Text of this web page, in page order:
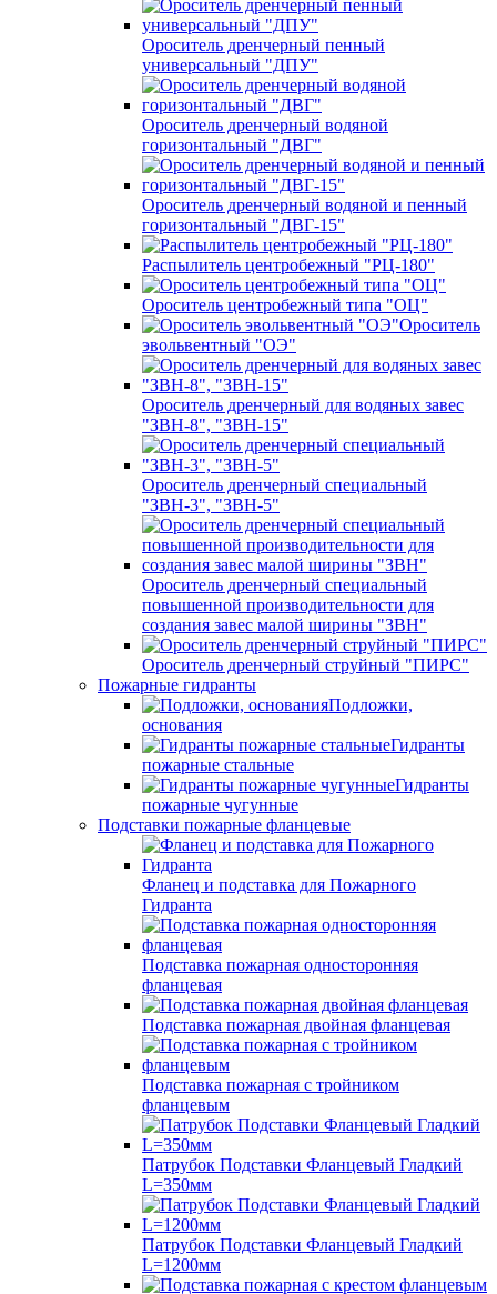
Ороситель дренчерный пенный
универсальный "ДПУ"
Ороситель дренчерный водяной
горизонтальный "ДВГ"
Ороситель дренчерный водяной и пенный
горизонтальный "ДВГ-15"
Распылитель центробежный "РЦ-180"
Ороситель центробежный типа "ОЦ"
Ороситель
эвольвентный "ОЭ"
Ороситель дренчерный для водяных завес
"ЗВН-8", "ЗВН-15"
Ороситель дренчерный специальный
"ЗВН-3", "ЗВН-5"
Ороситель дренчерный специальный
повышенной производительности для
создания завес малой ширины "ЗВН"
Ороситель дренчерный струйный "ПИРС"
Пожарные гидранты
Подложки,
основания
Гидранты
пожарные стальные
Гидранты
пожарные чугунные
Подставки пожарные фланцевые
Фланец и подставка для Пожарного
Гидранта
Подставка пожарная односторонняя
фланцевая
Подставка пожарная двойная фланцевая
Подставка пожарная с тройником
фланцевым
Патрубок Подставки Фланцевый Гладкий
L=350мм
Патрубок Подставки Фланцевый Гладкий
L=1200мм